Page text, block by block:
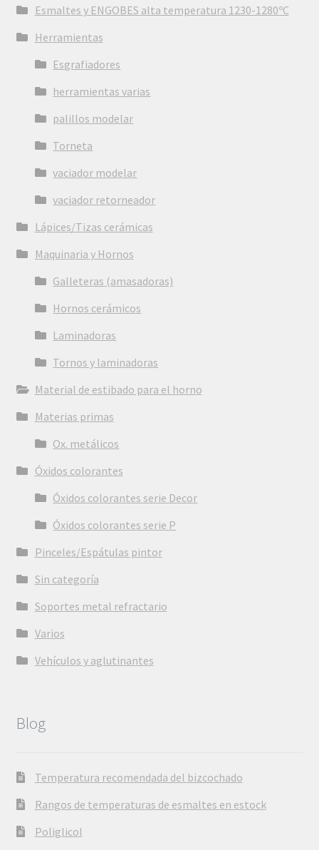
Esmaltes y ENGOBES alta temperatura 1230-1280ºC
Herramientas
Esgrafiadores
herramientas varias
palillos modelar
Torneta
vaciador modelar
vaciador retorneador
Lápices/Tizas cerámicas
Maquinaria y Hornos
Galleteras (amasadoras)
Hornos cerámicos
Laminadoras
Tornos y laminadoras
Material de estibado para el horno
Materias primas
Ox. metálicos
Óxidos colorantes
Óxidos colorantes serie Decor
Óxidos colorantes serie P
Pinceles/Espátulas pintor
Sin categoría
Soportes metal refractario
Varios
Vehículos y aglutinantes
Blog
Temperatura recomendada del bizcochado
Rangos de temperaturas de esmaltes en estock
Poliglicol